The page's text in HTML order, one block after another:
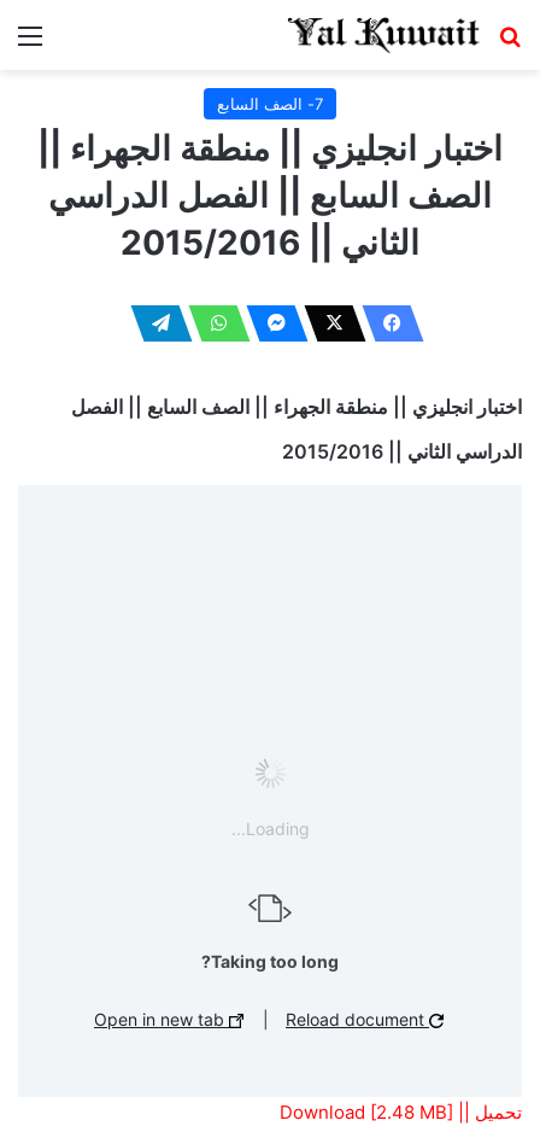
بحث عن
7- الصف السابع
اختبار انجليزي || منطقة الجهراء ||
الصف السابع || الفصل الدراسي
الثاني || 2015/2016
اختبار انجليزي || منطقة الجهراء || الصف السابع || الفصل
الدراسي الثاني || 2015/2016
Loading...
Taking too long?
تحميل || Download [2.48 MB]